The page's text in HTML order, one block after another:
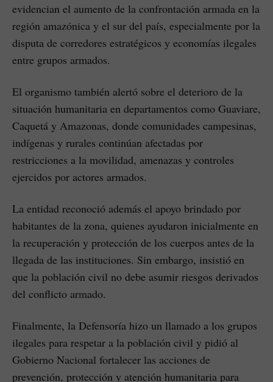
evidencian el aumento de la confrontación armada en la
región amazónica y el sur del país, especialmente por la
disputa de corredores estratégicos y economías ilegales
entre grupos armados.
El organismo también alertó sobre el deterioro de la
situación humanitaria en departamentos como Guaviare,
Caquetá y Amazonas, donde comunidades campesinas,
indígenas y rurales continúan afectadas por
restricciones a la movilidad, amenazas y controles
ejercidos por actores armados.
La entidad reconoció además el apoyo brindado por
habitantes de la zona, quienes ayudaron inicialmente en
la recuperación y protección de los cuerpos antes de la
llegada de las instituciones. Sin embargo, insistió en
que la población civil no debe asumir riesgos derivados
del conflicto armado.
Finalmente, la Defensoría hizo un llamado a los grupos
ilegales para respetar a la población civil y pidió al
Gobierno Nacional fortalecer las acciones de
prevención, protección y atención humanitaria para